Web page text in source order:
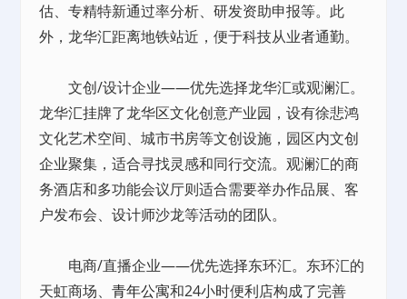
估、专精特新通过率分析、研发资助申报等。此
外，龙华汇距离地铁站近，便于科技从业者通勤。
文创/设计企业——优先选择龙华汇或观澜汇。
龙华汇挂牌了龙华区文化创意产业园，设有徐悲鸿
文化艺术空间、城市书房等文创设施，园区内文创
企业聚集，适合寻找灵感和同行交流。观澜汇的商
务酒店和多功能会议厅则适合需要举办作品展、客
户发布会、设计师沙龙等活动的团队。
电商/直播企业——优先选择东环汇。东环汇的
天虹商场、青年公寓和24小时便利店构成了完善